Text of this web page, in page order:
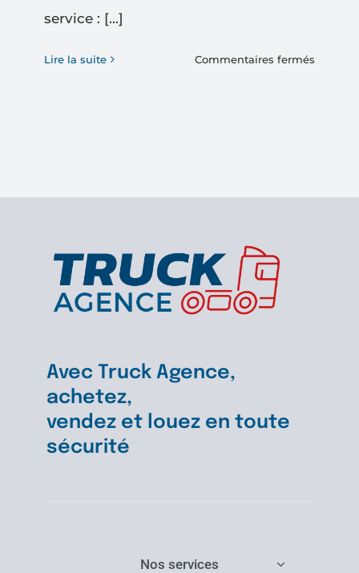
service : [...]
Lire la suite Commentaires fermés
Avec Truck Agence,
achetez,
vendez et louez en toute
sécurité
Nos services